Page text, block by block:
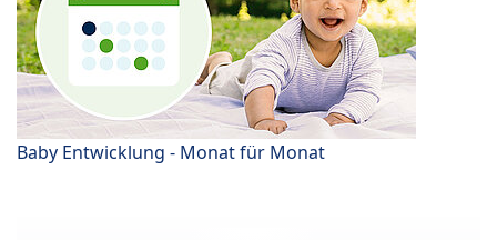
Baby Entwicklung - Monat für Monat